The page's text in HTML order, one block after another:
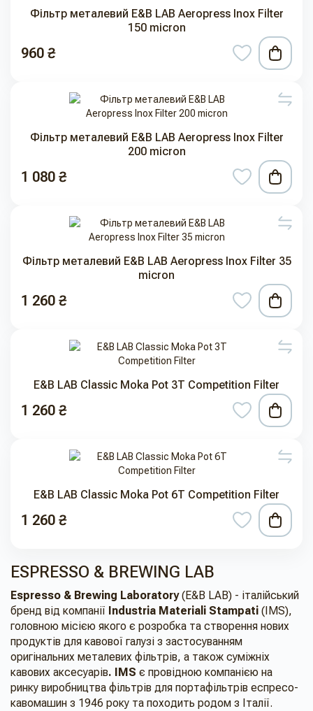
Фільтр металевий E&B LAB Aeropress Inox Filter
150 micron
960 ₴
Фільтр металевий E&B LAB Aeropress Inox Filter
200 micron
1 080 ₴
Фільтр металевий E&B LAB Aeropress Inox Filter 35
micron
1 260 ₴
E&B LAB Classic Moka Pot 3T Competition Filter
1 260 ₴
E&B LAB Classic Moka Pot 6T Competition Filter
1 260 ₴
ESPRESSO & BREWING LAB
Espresso & Brewing Laboratory(E&B LAB) - італійський
бренд від компанії Industria Materiali Stampati (IMS),
головною місією якого є розробка та створення нових
продуктів для кавової галузі з застосуванням
оригінальних металевих фільтрів, а також суміжніх
кавових аксесуарів. IMS є провідною компанією на
ринку виробництва фільтрів для портафільтрів еспресо-
кавомашин з 1946 року та походить родом з Італії.